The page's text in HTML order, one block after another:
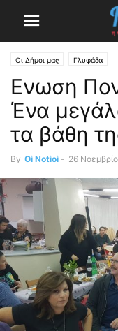
Οι Δήμοι μας Γλυφάδα
Ενωση
Ένα
τα βάθη
By Oi Notioi - 26